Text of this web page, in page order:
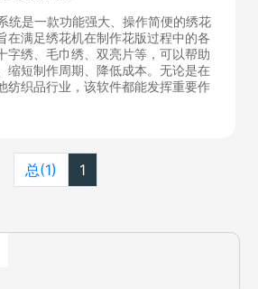
统是一款功能强大、操作简便的绣花
在满足绣花机在制作花版过程中的各
字绣、毛巾绣、双亮片等，可以帮助
缩短制作周期、降低成本。无论是在
纺织品行业，该软件都能发挥重要作
总(1) 1